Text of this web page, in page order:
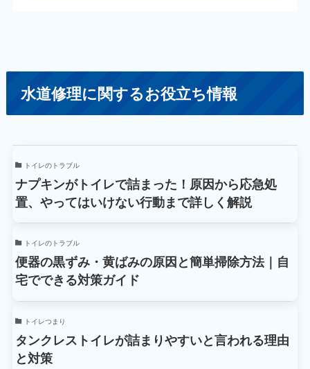
水道修理に関するお役立ち情報
トイレのトラブル
ナプキンがトイレで詰まった！原因から応急処
置、やってはいけない行動まで詳しく解説
トイレのトラブル
便器の黒ずみ・黄ばみの原因と簡単掃除方法｜自
宅でできる対策ガイド
トイレつまり
タンクレストイレが詰まりやすいと言われる理由
と対策